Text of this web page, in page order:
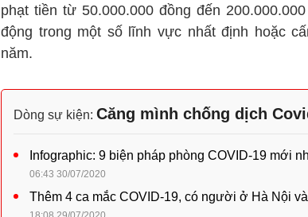
phạt tiền từ 50.000.000 đồng đến
động trong một số lĩnh vực nhất định hoặc
năm.
Dòng sự kiện: Căng mình chống dịch
Infographic: 9 biện pháp phòng COVID-19 mới
06:43 30/07/2020
Thêm 4 ca mắc COVID-19, có người ở Hà Nội